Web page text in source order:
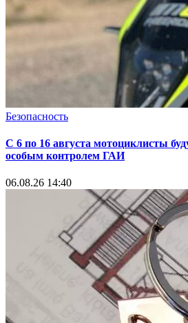
Безопасность
С 6 по 16 августа мотоциклисты
особым контролем ГАИ
06.08.26 14:40